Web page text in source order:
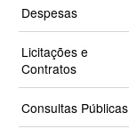
Despesas
Licitações e
Contratos
Consultas Públicas